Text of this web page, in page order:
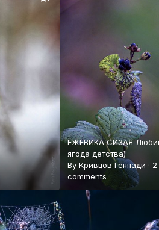
ЕЖЕВИКА СИЗАЯ Любимая
ягода детства)
ByКривцов Геннади · 2
comments